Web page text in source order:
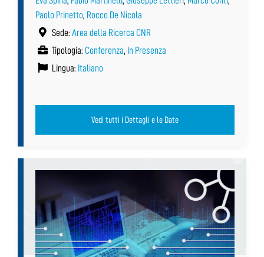
Paolo Prinetto, Rocco De Nicola
Sede: Area della Ricerca CNR
Tipologia: Conferenza, In Presenza
Lingua: Italiano
Vedi tutti i Dettagli e le Date